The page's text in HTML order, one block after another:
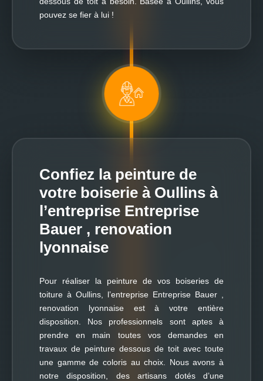
pouvez se fier à lui !
Confiez la peinture de
votre boiserie à Oullins à
l’entreprise Entreprise
Bauer , renovation
lyonnaise
Pour réaliser la peinture de vos boiseries de
toiture à Oullins, l’entreprise Entreprise Bauer ,
renovation lyonnaise est à votre entière
disposition. Nos professionnels sont aptes à
prendre en main toutes vos demandes en
travaux de peinture dessous de toit avec toute
une gamme de coloris au choix. Nous avons à
notre disposition, des artisans dotés d’une